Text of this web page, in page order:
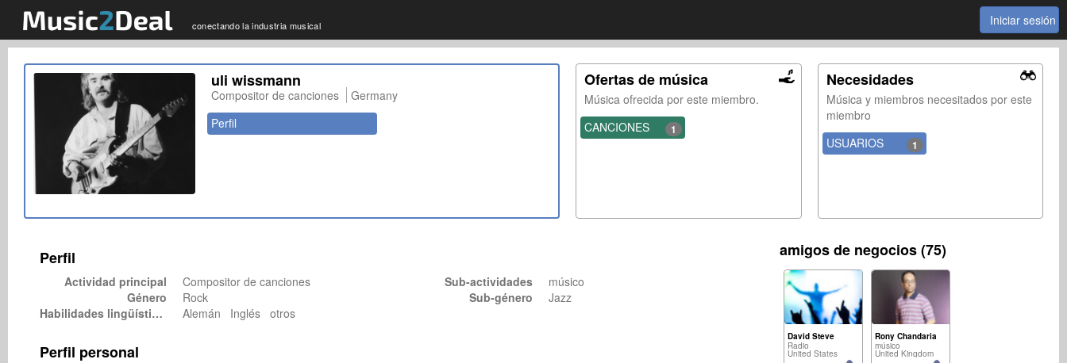
conectando la industria musical Iniciar sesión
uli wissmann
Compositor de canciones
Germany
Perfil
Ofertas de música
Música ofrecida por este miembro.
CANCIONES
1
Necesidades
Música y miembros necesitados por este
miembro
USUARIOS
1
Perfil
Actividad principal
Compositor de canciones
Género
Rock
Habilidades lingüísticas
Alemán Inglés otros
Sub-actividades
músico
Sub-género
Jazz
Perfil personal
amigos de negocios (75)
David Steve
Radio
United States
Rony Chandaria
músico
United Kingdom